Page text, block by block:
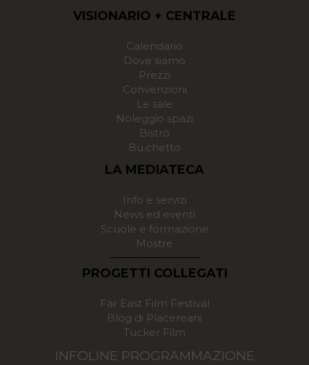
VISIONARIO + CENTRALE
Calendario
Dove siamo
Prezzi
Convenzioni
Le sale
Noleggio spazi
Bistrò
Bu.chetto
LA MEDIATECA
Info e servizi
News ed eventi
Scuole e formazione
Mostre
PROGETTI COLLEGATI
Far East Film Festival
Blog di Placereani
Tucker Film
INFOLINE PROGRAMMAZIONE